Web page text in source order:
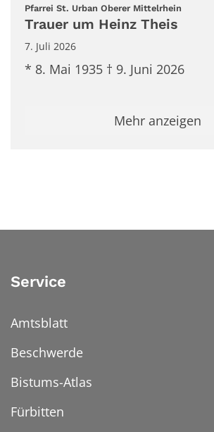
Pfarrei St. Urban Oberer Mittelrhein
Trauer um Heinz Theis
7. Juli 2026
* 8. Mai 1935 † 9. Juni 2026
Mehr anzeigen
Service
Amtsblatt
Beschwerde
Bistums-Atlas
Fürbitten